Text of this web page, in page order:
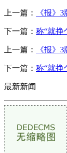
上一篇： 《报》
下一篇： 称“就挣
上一篇： 《报》
下一篇： 称“就挣
最新新闻